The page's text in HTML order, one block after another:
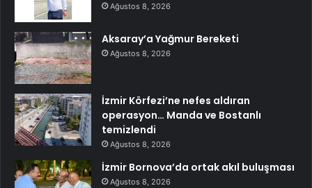
Ağustos 8, 2026
Aksaray’a Yağmur Bereketi
Ağustos 8, 2026
İzmir Körfezi’ne nefes aldıran
operasyon… Manda ve Bostanlı
temizlendi
Ağustos 8, 2026
İzmir Bornova’da ortak akıl buluşması
Ağustos 8, 2026